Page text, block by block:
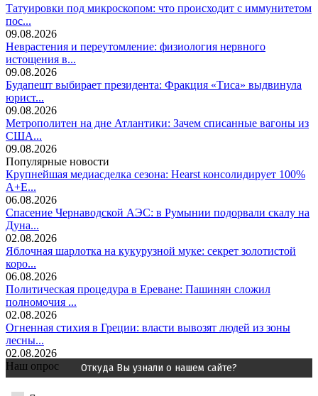
Татуировки под микроскопом: что происходит с иммунитетом
пос...
09.08.2026
Неврастения и переутомление: физиология нервного
истощения в...
09.08.2026
Будапешт выбирает президента: Фракция «Тиса» выдвинула
юрист...
09.08.2026
Метрополитен на дне Атлантики: Зачем списанные вагоны из
США...
09.08.2026
Популярные новости
Крупнейшая медиасделка сезона: Hearst консолидирует 100%
A+E...
06.08.2026
Спасение Чернаводской АЭС: в Румынии подорвали скалу на
Дуна...
02.08.2026
Яблочная шарлотка на кукурузной муке: секрет золотистой
коро...
06.08.2026
Политическая процедура в Ереване: Пашинян сложил
полномочия ...
02.08.2026
Огненная стихия в Греции: власти вывозят людей из зоны
лесны...
02.08.2026
Наш опрос
Откуда Вы узнали о нашем сайте?